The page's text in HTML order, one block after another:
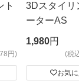
ト
円)
3Dスタイリ
ーターAS
ビッグサイ
1,980円
(税
お気